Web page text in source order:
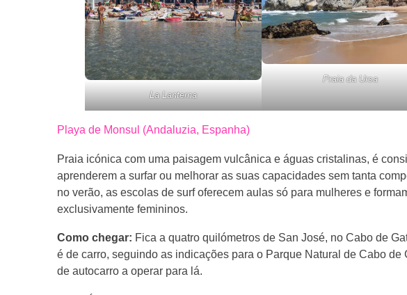
La Lanterna
Praia da Ursa
Playa de Monsul (Andaluzia, Espanha)
Praia icónica com uma paisagem vulcânica e águas cristalinas, é
aprenderem a surfar ou melhorar as suas capacidades sem tanta
no verão, as escolas de surf oferecem aulas só para mulheres e
exclusivamente femininos.
Como chegar: Fica a quatro quilómetros de San José, no Cabo de
é de carro, seguindo as indicações para o Parque Natural de Cabo de
de autocarro a operar para lá.